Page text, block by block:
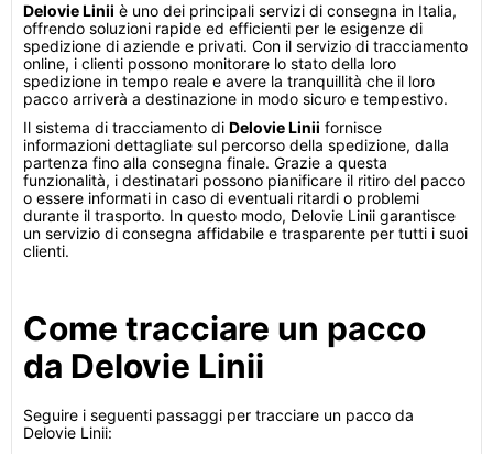
Delovie Linii è uno dei principali servizi di consegna in Italia,
offrendo soluzioni rapide ed efficienti per le esigenze di
spedizione di aziende e privati. Con il servizio di tracciamento
online, i clienti possono monitorare lo stato della loro
spedizione in tempo reale e avere la tranquillità che il loro
pacco arriverà a destinazione in modo sicuro e tempestivo.
Il sistema di tracciamento di Delovie Linii fornisce
informazioni dettagliate sul percorso della spedizione, dalla
partenza fino alla consegna finale. Grazie a questa
funzionalità, i destinatari possono pianificare il ritiro del pacco
o essere informati in caso di eventuali ritardi o problemi
durante il trasporto. In questo modo, Delovie Linii garantisce
un servizio di consegna affidabile e trasparente per tutti i suoi
clienti.
Come tracciare un pacco
da Delovie Linii
Seguire i seguenti passaggi per tracciare un pacco da
Delovie Linii: